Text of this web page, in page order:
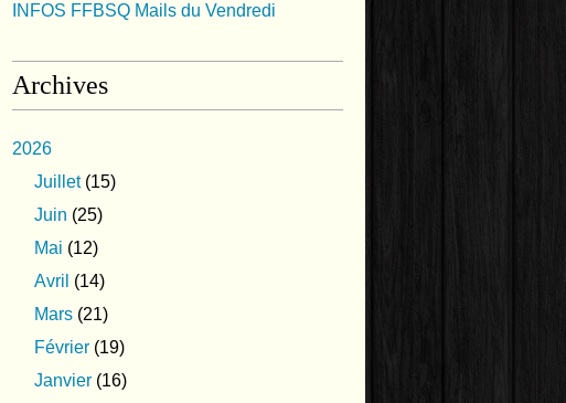
INFOS FFBSQ Mails du Vendredi
Archives
2026
Juillet(15)
Juin (25)
Mai (12)
Avril (14)
Mars (21)
Février (19)
Janvier (16)